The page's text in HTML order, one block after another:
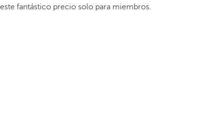
este fantástico precio solo para miembros.